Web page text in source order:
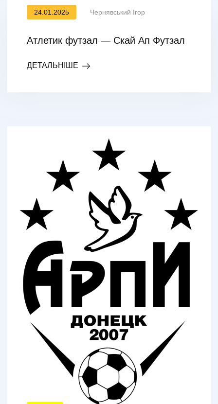
24.01.2025 Чернявський Ігор
Атлетик футзал — Скай Ап Футзал
ДЕТАЛЬНІШЕ